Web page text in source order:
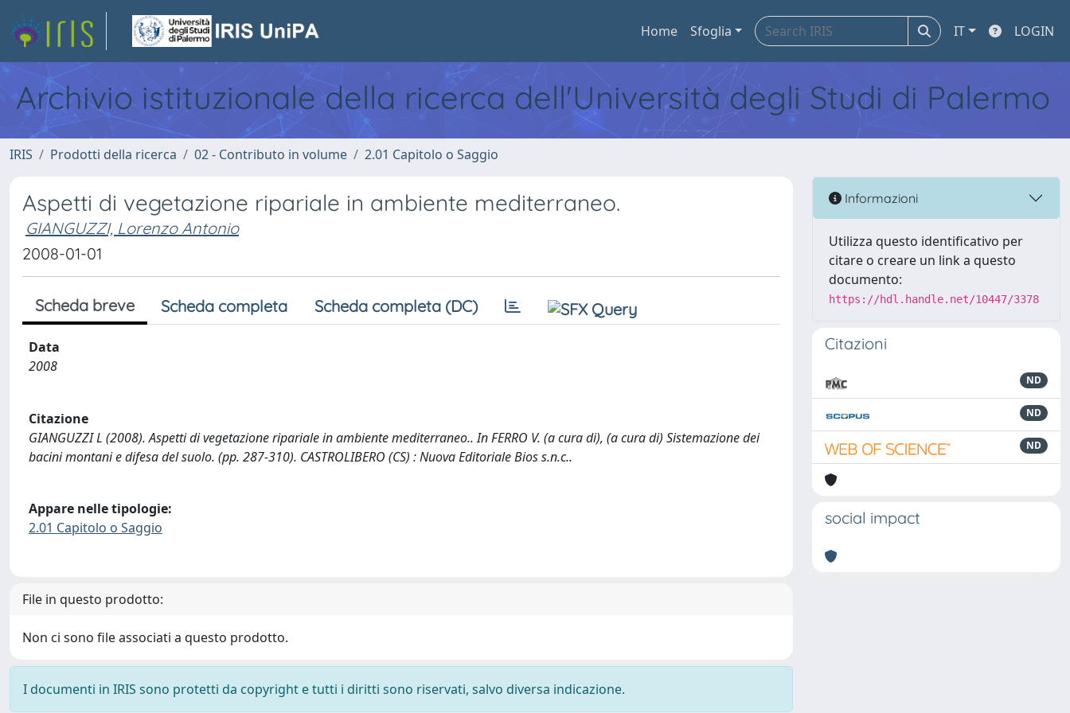
Home Sfoglia IT LOGIN
Archivio istituzionale della ricerca dell'Università degli Studi di Palermo
IRIS Prodotti della ricerca 02 - Contributo in volume 2.01 Capitolo o Saggio
Aspetti di vegetazione ripariale in ambiente mediterraneo.
GIANGUZZI, Lorenzo Antonio
2008-01-01
Scheda breve Scheda completa Scheda completa (DC)
Data
2008
Citazione
GIANGUZZI L (2008). Aspetti di vegetazione ripariale in ambiente mediterraneo.. In FERRO V. (a cura di), (a cura di) Sistemazione dei
bacini montani e difesa del suolo. (pp. 287-310). CASTROLIBERO (CS) : Nuova Editoriale Bios s.n.c..
Appare nelle tipologie:
2.01 Capitolo o Saggio
File in questo prodotto:
Non ci sono file associati a questo prodotto.
I documenti in IRIS sono protetti da copyright e tutti i diritti sono riservati, salvo diversa indicazione.
Informazioni
Utilizza questo identificativo per
citare o creare un link a questo
documento:
https://hdl.handle.net/10447/3378
Citazioni
ND
ND
ND
social impact